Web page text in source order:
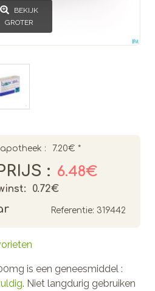
BEKIJK
GROTER
is een geneesmiddel :
. Niet langdurig gebruiken
: 7.20€ *
: 6.48€
0.72€
Referentie: 319442